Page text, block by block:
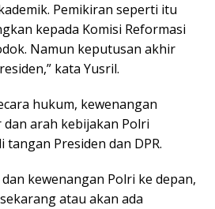
Pemikiran seperti itu
kepada Komisi Reformasi
Namun keputusan akhir
kata Yusril.
hukum, kewenangan
arah kebijakan Polri
Presiden dan DPR.
kewenangan Polri ke depan,
atau akan ada